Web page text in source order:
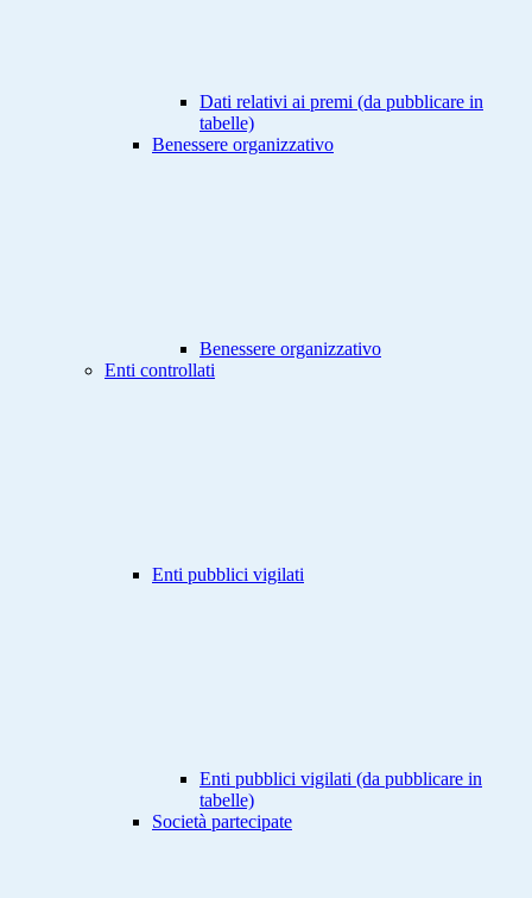
Dati relativi ai premi (da pubblicare in
tabelle)
Benessere organizzativo
Benessere organizzativo
Enti controllati
Enti pubblici vigilati
Enti pubblici vigilati (da pubblicare in
tabelle)
Società partecipate